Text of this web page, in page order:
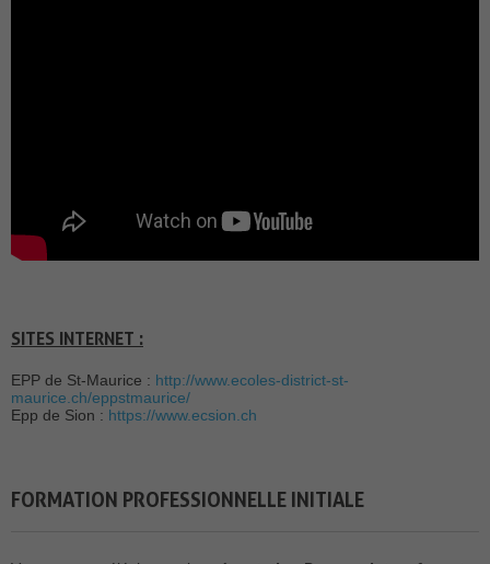
SITES INTERNET :
EPP de St-Maurice : http://www.ecoles-district-st-
maurice.ch/eppstmaurice/
Epp de Sion : https://www.ecsion.ch
FORMATION PROFESSIONNELLE INITIALE